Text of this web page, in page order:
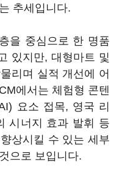
추세입니다.
을 중심으로 한 명품
있지만, 대형마트 및
리며 실적 개선에 어
에서는 체험형 콘텐
요소 접목, 영국 리
시너지 효과 발휘 등
상시킬 수 있는 세부
으로 보입니다.